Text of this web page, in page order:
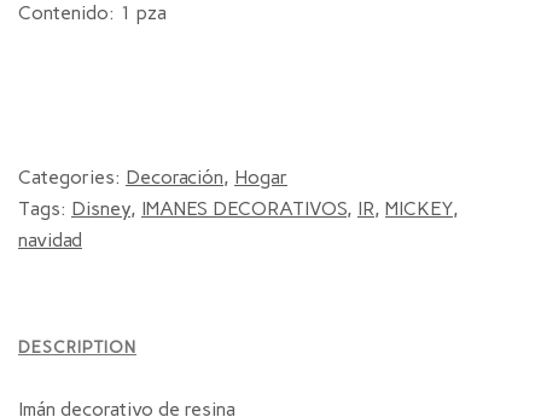
Contenido: 1 pza
Categories: Decoración, Hogar
Tags: Disney, IMANES DECORATIVOS, IR, MICKEY,
navidad
DESCRIPTION
Imán decorativo de resina